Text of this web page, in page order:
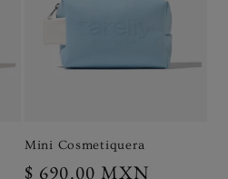
Mini Cosmetiquera
Precio
$ 690.00 MXN